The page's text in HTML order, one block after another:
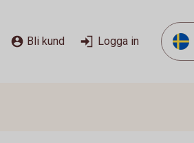
Bli kund Logga in